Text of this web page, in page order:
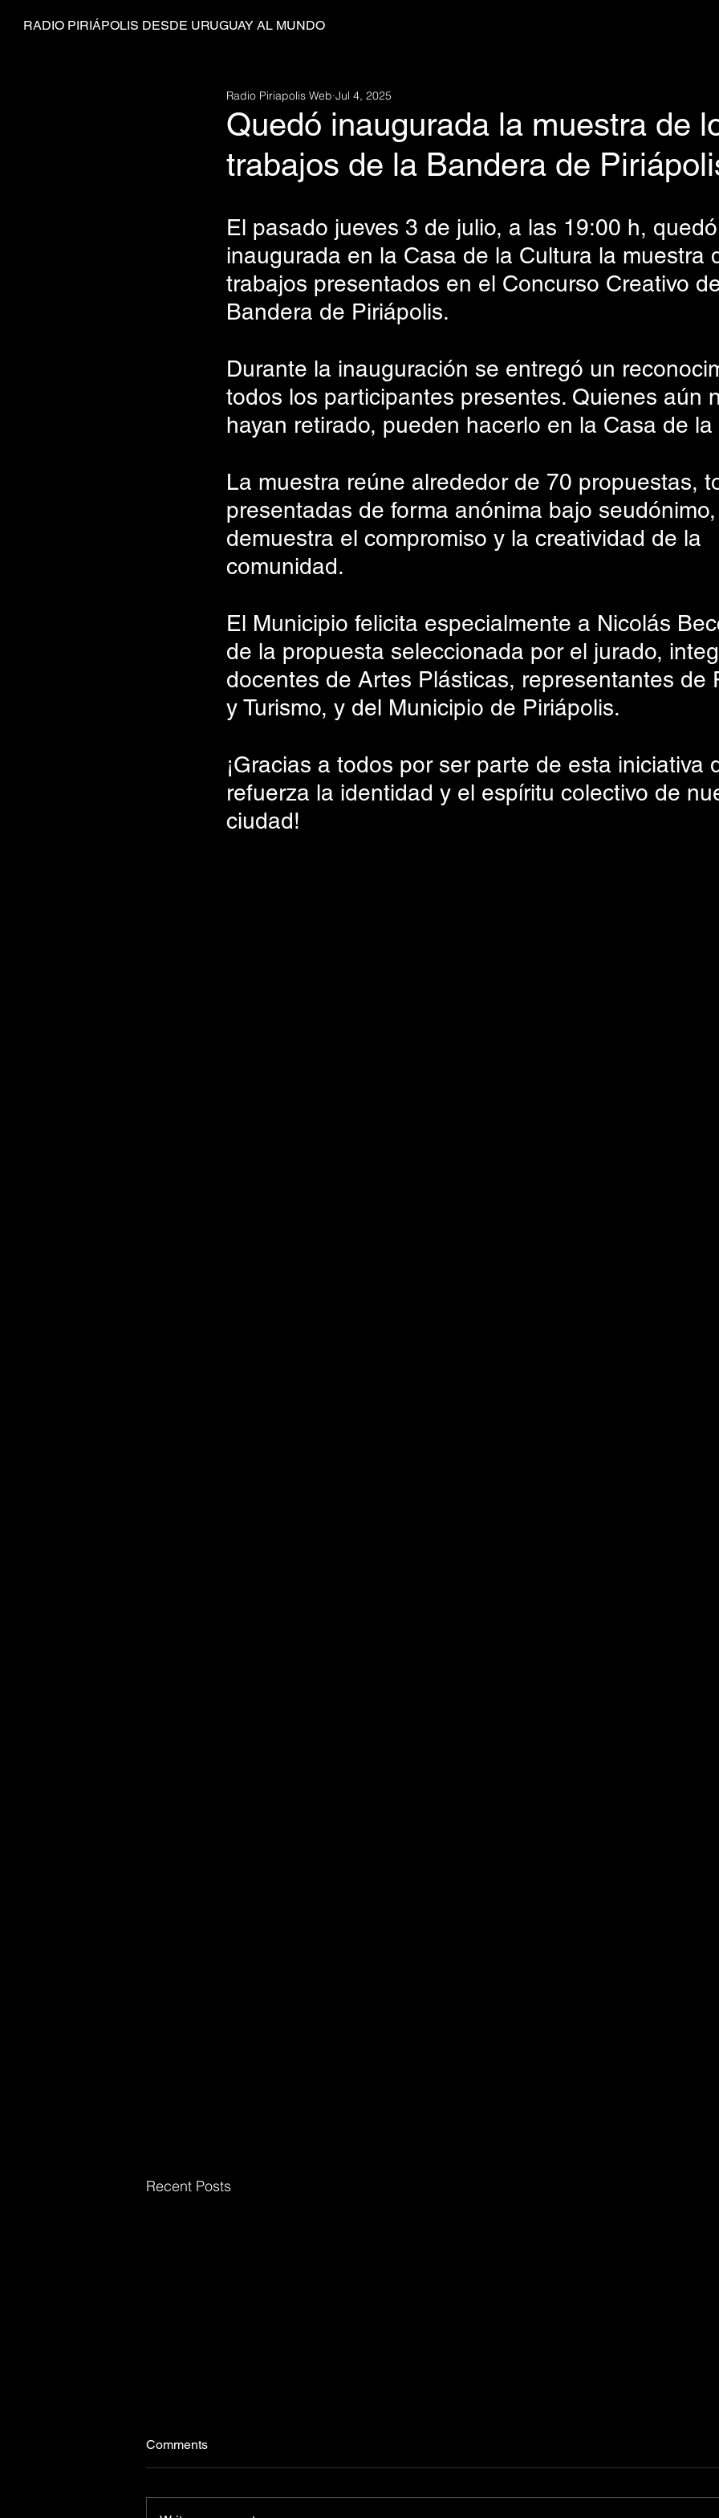
RADIO PIRIÁPOLIS DESDE URUGUAY AL MUNDO
Quedó inaugurada la muestra de
trabajos de la Bandera de
Radio Piriapolis Web Jul 4, 2025
El pasado jueves 3 de julio, a las 19:00 h, quedó
inaugurada en la Casa de la Cultura la muestra
trabajos presentados en el Concurso Creativo
Bandera de Piriápolis.
Durante la inauguración se entregó un
todos los participantes presentes. Quienes aún
hayan retirado, pueden hacerlo en la Casa de la
La muestra reúne alrededor de 70 propuestas,
presentadas de forma anónima bajo
demuestra el compromiso y la creatividad de la
comunidad.
El Municipio felicita especialmente a Nicolás
de la propuesta seleccionada por el jurado,
docentes de Artes Plásticas, representantes de
y Turismo, y del Municipio de Piriápolis.
¡Gracias a todos por ser parte de esta iniciativa
refuerza la identidad y el espíritu colectivo de
ciudad!
Recent Posts
Comments